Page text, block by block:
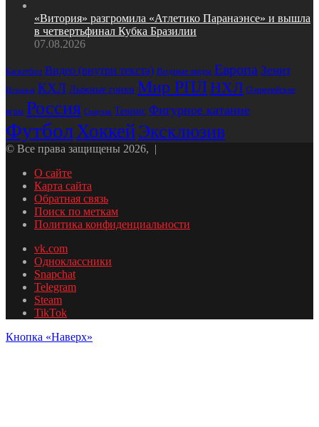
«Витория» разгромила «Атлетико Паранаэнсе» и вышла
в четвертьфинал Кубка Бразилии
07.08.2026
Баскетбол Видео (внутри текста) Водные виды Европа Зенит
Испания КХЛ Лыжные гонки Мир РПЛНХЛ Олимпийские
игры Россия Спартак Теннис Фигурное катание
ФутболХоккейЭксклюзив
© Все права защищены 2026, |
О сайте
Карта сайта
Обратная связь
Поиск по меткам
Политика конфиденциальности
vk.com
Одноклассники
Snapchat
Telegram
Steam
TikTok
Кнопка «Наверх»